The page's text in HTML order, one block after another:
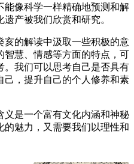
能像科学一样精确地预测和解
产被我们欣赏和研究。
亥的解读中汲取一些积极的意
智慧、情感等方面的特点，可
。我们可以思考自己是否具有
己，提升自己的个人修养和素
义是一个富有文化内涵和神秘
魅力，又需要我们以理性和